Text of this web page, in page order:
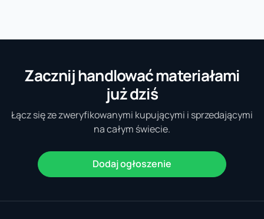
Zacznij handlować materiałami
już dziś
Łącz się ze zweryfikowanymi kupującymi i sprzedającymi
na całym świecie.
Dodaj ogłoszenie